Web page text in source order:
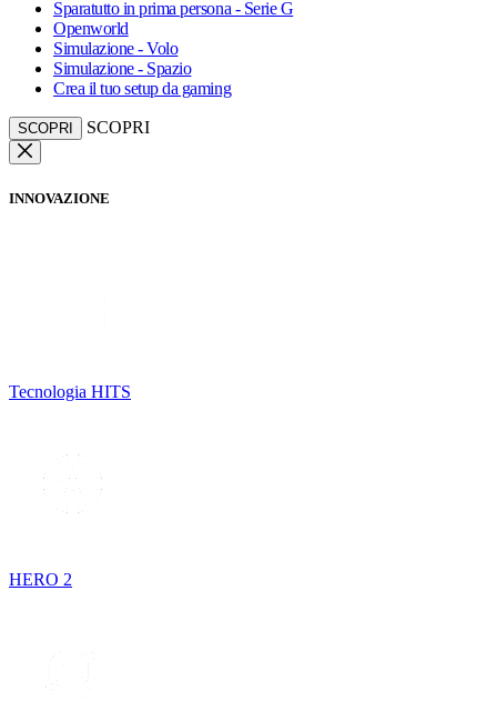
Sparatutto in prima persona - Serie G
Openworld
Simulazione - Volo
Simulazione - Spazio
Crea il tuo setup da gaming
SCOPRI SCOPRI
INNOVAZIONE
Tecnologia HITS
HERO 2